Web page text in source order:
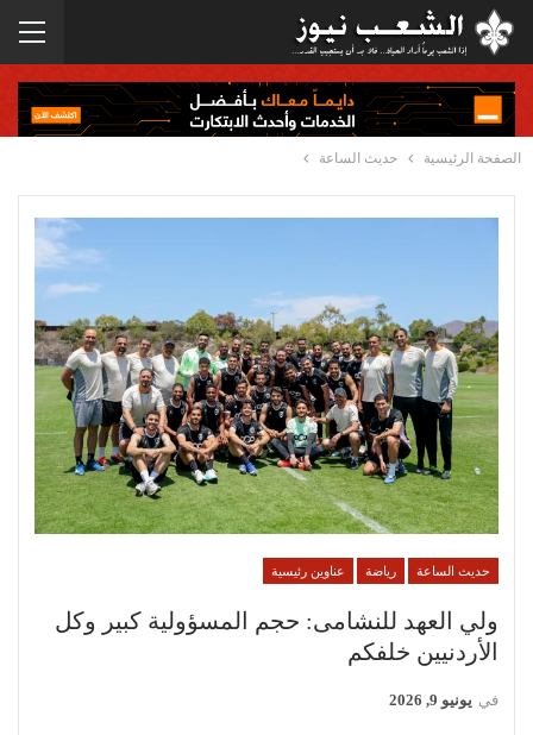
الصفحة الرئيسية حديث الساعة
حديث الساعة رياضة عناوين رئيسية
ولي العهد للنشامى: حجم المسؤولية كبير وكل
الأردنيين خلفكم
في يونيو 9, 2026